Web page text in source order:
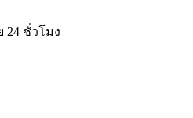
24 ชั่วโมง